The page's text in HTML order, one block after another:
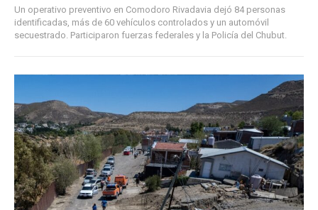
Un operativo preventivo en Comodoro Rivadavia dejó 84 personas
identificadas, más de 60 vehículos controlados y un automóvil
secuestrado. Participaron fuerzas federales y la Policía del Chubut.